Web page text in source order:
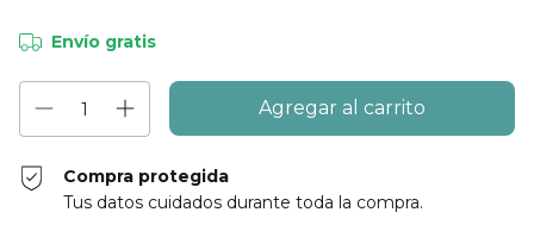
Envío gratis
Compra protegida
Tus datos cuidados durante toda la compra.